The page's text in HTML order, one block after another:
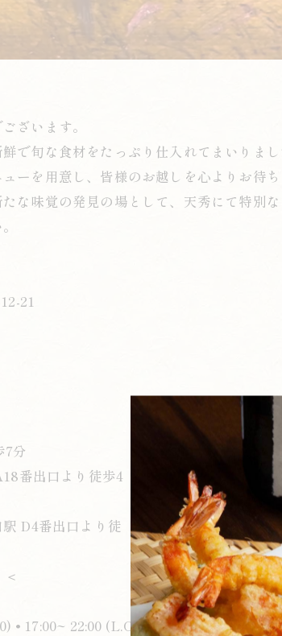
ざいます。
で旬な食材をたっぷり仕入れてまいりまし
ーを用意し、皆様のお越しを心よりお待
な味覚の発見の場として、天秀にて特別
21
7分
番出口より徒歩4
D4番出口より徒
• 17:00~ 22:00 (L.O.21:00)